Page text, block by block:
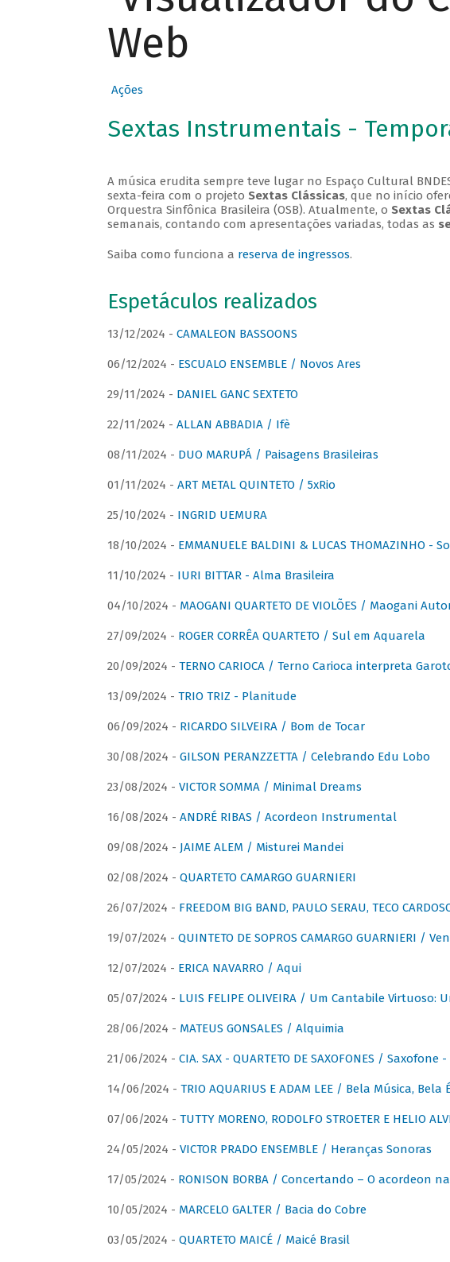
Web
Ações
Sextas Instrumentais -
A música erudita sempre teve lugar no Espaço Cultural
sexta-feira com o projeto Sextas Clássicas, que no início
Orquestra Sinfônica Brasileira (OSB). Atualmente, o Sextas
semanais, contando com apresentações variadas, todas as
Saiba como funciona a reserva de ingressos.
Espetáculos realizados
13/12/2024 - CAMALEON BASSOONS
06/12/2024 - ESCUALO ENSEMBLE / Novos Ares
29/11/2024 - DANIEL GANC SEXTETO
22/11/2024 - ALLAN ABBADIA / Ifè
08/11/2024 - DUO MARUPÁ / Paisagens Brasileiras
01/11/2024 - ART METAL QUINTETO / 5xRio
25/10/2024 - INGRID UEMURA
18/10/2024 - EMMANUELE BALDINI & LUCAS THOMAZINHO -
11/10/2024 - IURI BITTAR - Alma Brasileira
04/10/2024 - MAOGANI QUARTETO DE VIOLÕES / Maogani
27/09/2024 - ROGER CORRÊA QUARTETO / Sul em Aquarela
20/09/2024 - TERNO CARIOCA / Terno Carioca interpreta
13/09/2024 - TRIO TRIZ - Planitude
06/09/2024 - RICARDO SILVEIRA / Bom de Tocar
30/08/2024 - GILSON PERANZZETTA / Celebrando Edu Lobo
23/08/2024 - VICTOR SOMMA / Minimal Dreams
16/08/2024 - ANDRÉ RIBAS / Acordeon Instrumental
09/08/2024 - JAIME ALEM / Misturei Mandei
02/08/2024 - QUARTETO CAMARGO GUARNIERI
26/07/2024 - FREEDOM BIG BAND, PAULO SERAU, TECO
19/07/2024 - QUINTETO DE SOPROS CAMARGO GUARNIERI /
12/07/2024 - ERICA NAVARRO / Aqui
05/07/2024 - LUIS FELIPE OLIVEIRA / Um Cantabile
28/06/2024 - MATEUS GONSALES / Alquimia
21/06/2024 - CIA. SAX - QUARTETO DE SAXOFONES /
14/06/2024 - TRIO AQUARIUS E ADAM LEE / Bela Música,
07/06/2024 - TUTTY MORENO, RODOLFO STROETER E HELIO
24/05/2024 - VICTOR PRADO ENSEMBLE / Heranças Sonoras
17/05/2024 - RONISON BORBA / Concertando – O acordeon
10/05/2024 - MARCELO GALTER / Bacia do Cobre
03/05/2024 - QUARTETO MAICÉ / Maicé Brasil